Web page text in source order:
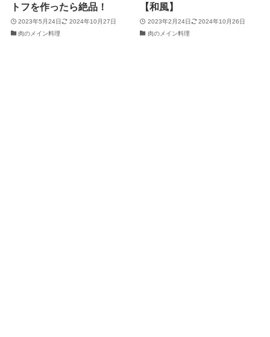
トフを作ったら絶品！
2023年5月24日
2024年10月27日
肉のメイン料理
【和風】
2023年2月24日
2024年10月26日
肉のメイン料理